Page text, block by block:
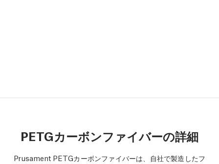
PETGカーボンファイバーの詳細
Prusament PETGカーボンファイバーは、自社で製造したフ